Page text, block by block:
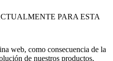
PARA ESTA
web, como consecuencia de la
de nuestros productos,